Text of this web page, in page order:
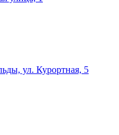
ул. Курортная, 5